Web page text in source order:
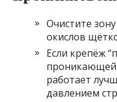
Очистите
окислов
Если крепёж
проникающей
работает
давлением